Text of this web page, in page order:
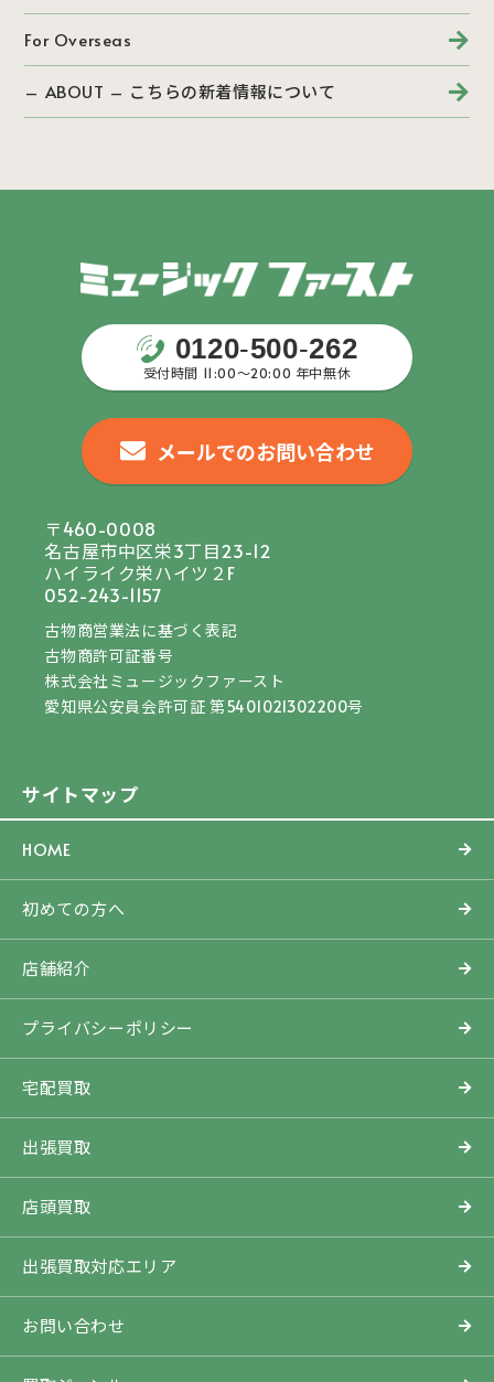
For Overseas
– ABOUT – こちらの新着情報について
サイトマップ
HOME
初めての方へ
店舗紹介
プライバシーポリシー
宅配買取
出張買取
店頭買取
出張買取対応エリア
お問い合わせ
0120-500-262
受付時間 11:00〜20:00 年中無休
メールでのお問い合わせ
〒460-0008
名古屋市中区栄3丁目23-12
ハイライク栄ハイツ２F
052-243-1157
古物商営業法に基づく表記
古物商許可証番号
株式会社ミュージックファースト
愛知県公安員会許可証 第5401021302200号